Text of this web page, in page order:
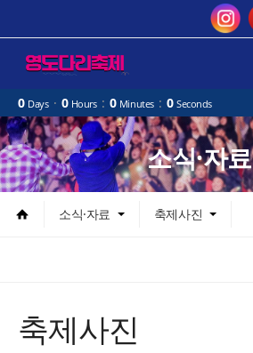
0 Days · 0 Hours : 0 Minutes : 0 Seconds
소식·자료
소식·자료 축제사진
축제사진